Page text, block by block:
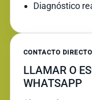
Diagnóstico
CONTACTO DIRECTO
LLAMAR O
WHATSAPP